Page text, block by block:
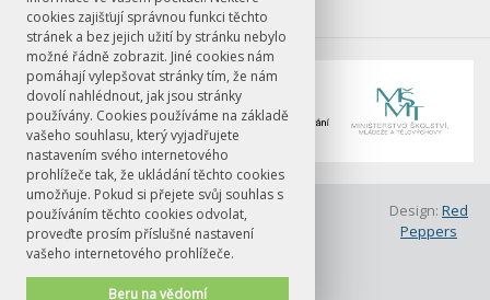
cookies zajišťují správnou funkci těchto
stránek a bez jejich užití by stránku nebylo
možné řádně zobrazit. Jiné cookies nám
pomáhají vylepšovat stránky tím, že nám
dovolí nahlédnout, jak jsou stránky
používány. Cookies používáme na základě
vašeho souhlasu, který vyjadřujete
nastavením svého internetového
prohlížeče tak, že ukládání těchto cookies
umožňuje. Pokud si přejete svůj souhlas s
používáním těchto cookies odvolat,
proveďte prosím příslušné nastavení
vašeho internetového prohlížeče.
Beru na vědomí
© FF UK 2026
Abstrakty
Kontakt
Lokace
Média & Foto
O konferenci
Organizace
Design: Red
Peppers